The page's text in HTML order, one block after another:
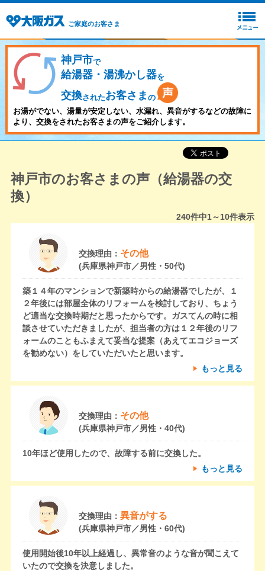
ご家庭のお客さま
神戸市で
給湯器・湯沸かし器を
交換されたお客さま の
お湯がでない、湯量が安定しない、水漏れ、異音がするなどの故障に
より、交換をされたお客さまの声をご紹介します。
神戸市のお客さまの声（給湯器の交
換）
240件中1～10件表示
交換理由： その他
(兵庫県神戸市／男性・50代)
築１４年のマンションで新築時からの給湯器でしたが、１
２年後には部屋全体のリフォームを検討しており、ちょう
ど適当な交換時期だと思ったからです。ガスてんの時に相
談させていただきましたが、担当者の方は１２年後のリフ
ォームのこともふまえて妥当な提案（あえてエコジョーズ
を勧めない）をしていただいたと思います。
もっと見る
交換理由： その他
(兵庫県神戸市／男性・40代)
10年ほど使用したので、故障する前に交換した。
もっと見る
交換理由： 異音がする
(兵庫県神戸市／男性・60代)
使用開始後10年以上経過し、異常音のような音が聞こえて
いたので交換を決意しました。